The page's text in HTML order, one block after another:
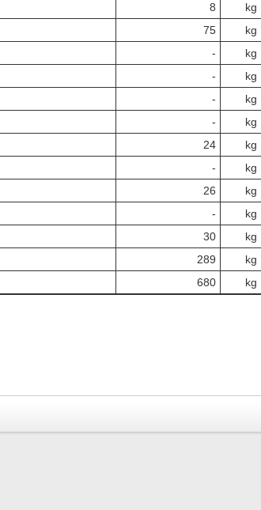
8
kg
75
kg
‐
kg
‐
kg
‐
kg
‐
kg
24
kg
‐
kg
26
kg
‐
kg
30
kg
289
kg
680 kg